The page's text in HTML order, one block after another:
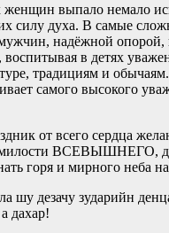
женщин выпало немало
силу духа. В самые
надёжной опорой,
воспитывая в детях
традициям и
самого высокого
от всего сердца
милости ВСЕВЫШНЕГО,
горя и мирного неба
шу дезачу зударийн
дахар!